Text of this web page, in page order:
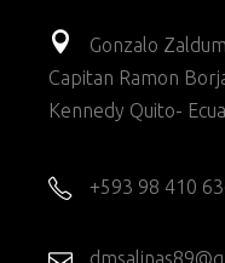
Gonzalo
Capitan Ramon
Kennedy Quito-
+593 98 410